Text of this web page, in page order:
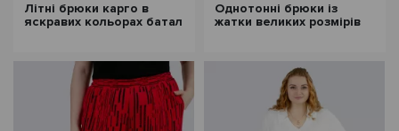
Літні брюки карго в
яскравих кольорах батал
Однотонні брюки із
жатки великих розмірів